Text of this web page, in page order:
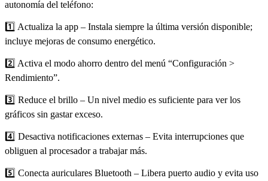
autonomía del teléfono:
1️⃣ Actualiza la app – Instala siempre la última versión disponible;
incluye mejoras de consumo energético.
2️⃣ Activa el modo ahorro dentro del menú “Configuración >
Rendimiento”.
3️⃣ Reduce el brillo – Un nivel medio es suficiente para ver los
gráficos sin gastar exceso.
4️⃣ Desactiva notificaciones externas – Evita interrupciones que
obliguen al procesador a trabajar más.
5️⃣ Conecta auriculares Bluetooth – Libera puerto audio y evita uso